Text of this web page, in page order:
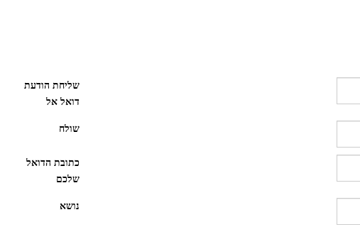
שליחת הודעת
דואל אל
שולח
כתובת הדואל
שלכם
נושא